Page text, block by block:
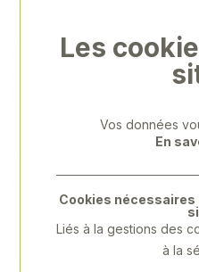
Les
Vos données
En
Cookies
Liés à la gestions des
à la